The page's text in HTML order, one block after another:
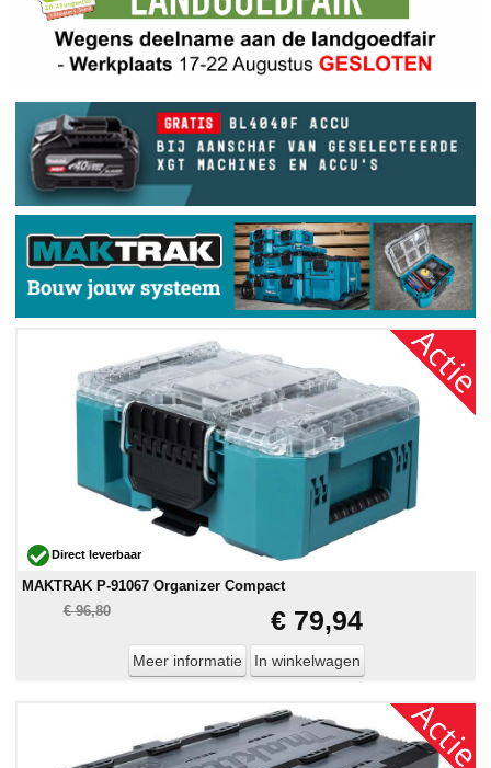
Direct leverbaar
MAKTRAK P-91067 Organizer Compact
€ 96,80
€ 79,94
Meer informatie In winkelwagen